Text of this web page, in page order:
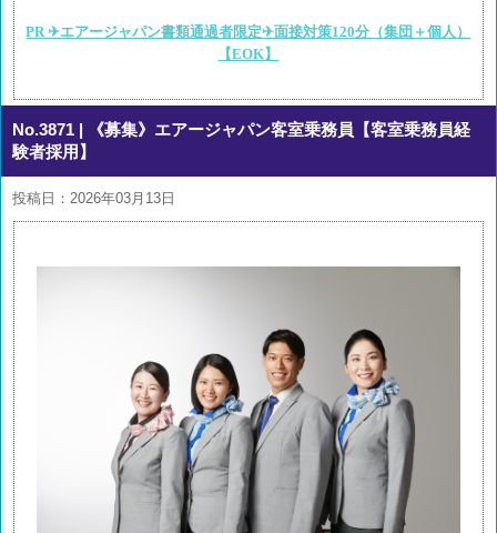
PR ✈エアージャパン書類通過者限定✈面接対策120分（集団＋個人）
【EOK】
No.3871 | 《募集》エアージャパン客室乗務員【客室乗務員経
験者採用】
投稿日：2026年03月13日